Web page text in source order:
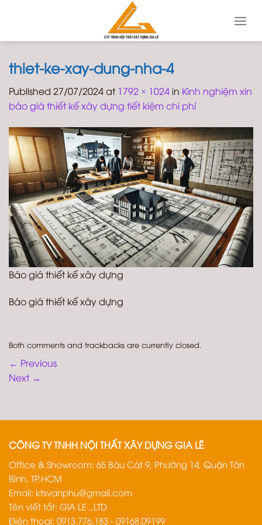
thiet-ke-xay-dung-nha-4
Published 27/07/2024at 1792 × 1024 in Kinh nghiệm xin
báo giá thiết kế xây dựng tiết kiệm chi phí
Báo giá thiết kế xây dựng
Báo giá thiết kế xây dựng
Both comments and trackbacks are currently closed.
← Previous
Next →
CÔNG TY TNHH NỘI THẤT XÂY DỰNG GIA LÊ
Office & Showroom: 65 Bàu Cát 9, Phường 14, Quận Tân
Bình, TP.HCM
Email: ktsvanphu@gmail.com
Tên viết tắt: GIA LE .,LTD
Điện thoại: 0913.776.183 - 09168.09199